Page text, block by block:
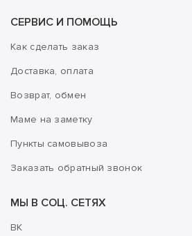
СЕРВИС И ПОМОЩЬ
Как сделать заказ
Доставка, оплата
Возврат, обмен
Маме на заметку
Пункты самовывоза
Заказать обратный звонок
МЫ В СОЦ. СЕТЯХ
ВК